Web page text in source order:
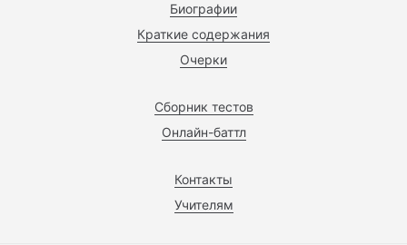
Биографии
Краткие содержания
Очерки
Сборник тестов
Онлайн-баттл
Контакты
Учителям